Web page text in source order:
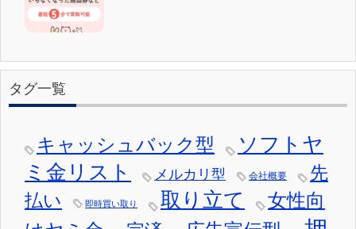
タグ一覧
キャッシュバック型
ソフトヤ
ミ金リスト
メルカリ型 会社概要
先
払い
即時買い取り 取り立て
女性向